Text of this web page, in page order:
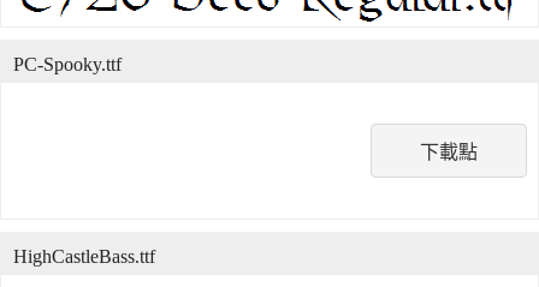
下載點
PC-Spooky.ttf
HighCastleBass.ttf